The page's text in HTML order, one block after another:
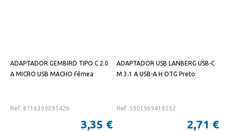
ADAPTADOR GEMBIRD TIPO C 2.0
A MICRO USB MACHO Fêmea
Ref. 8716309095426
3,35 €
ADAPTADOR USB LANBERG USB-C
M 3.1 A USB-A H OTG Preto
Ref. 5901969418552
2,71 €